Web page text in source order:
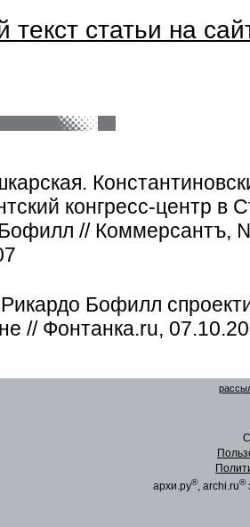
статьи на
конгресс-центр в
// Коммерсантъ,
Бофилл
// Фонтанка.ru,
архи.ру®, archi.ru®